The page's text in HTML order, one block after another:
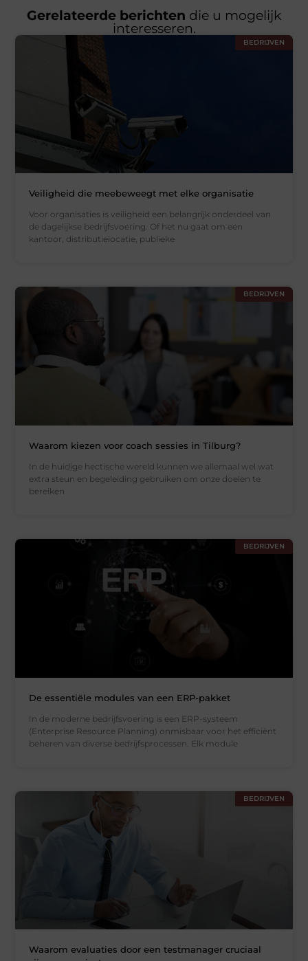
Gerelateerde berichten die u mogelijk
interesseren.
BEDRIJVEN
Veiligheid die meebeweegt met elke organisatie
Voor organisaties is veiligheid een belangrijk onderdeel van
de dagelijkse bedrijfsvoering. Of het nu gaat om een
kantoor, distributielocatie, publieke
BEDRIJVEN
Waarom kiezen voor coach sessies in Tilburg?
In de huidige hectische wereld kunnen we allemaal wel wat
extra steun en begeleiding gebruiken om onze doelen te
bereiken
BEDRIJVEN
De essentiële modules van een ERP-pakket
In de moderne bedrijfsvoering is een ERP-systeem
(Enterprise Resource Planning) onmisbaar voor het efficiënt
beheren van diverse bedrijfsprocessen. Elk module
BEDRIJVEN
Waarom evaluaties door een testmanager cruciaal